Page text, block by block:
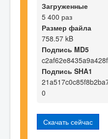
Загруженные
5 400 раз
Размер файла
758.57 kB
Подпись MD5
Подпись SHA1
0
Скачать сейчас